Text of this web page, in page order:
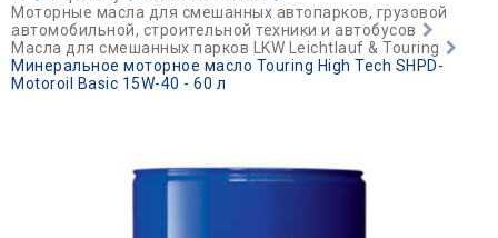
Моторные масла для смешанных автопарков, грузовой
автомобильной, строительной техники и автобусов
Масла для смешанных парков LKW Leichtlauf & Touring
Минеральное моторное масло Touring High Tech SHPD-
Motoroil Basic 15W-40 - 60 л